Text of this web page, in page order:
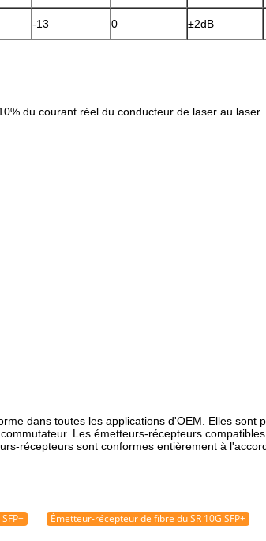
-13 0 ±2dB
du courant réel du conducteur de laser au laser
dans toutes les applications d'OEM. Elles
Les émetteurs-récepteurs
récepteurs sont conformes entièrement à
Émetteur-récepteur de fibre du SR 10G SFP+